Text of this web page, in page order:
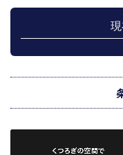
上記、1.から 5.の業務に付
携先のご案内や商品の発送
のメンテナンス等の業務に
介の依頼者に提供することが
下記３記載の第三者に提供
物件の申込者様・購入者様